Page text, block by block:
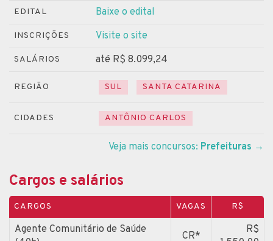
EDITAL Baixe o edital
INSCRIÇÕES Visite o site
SALÁRIOS até R$ 8.099,24
REGIÃO SUL SANTA CATARINA
CIDADES ANTÔNIO CARLOS
Veja mais concursos: Prefeituras →
Cargos e salários
CARGOS VAGAS R$
Agente Comunitário de Saúde
CR*
R$